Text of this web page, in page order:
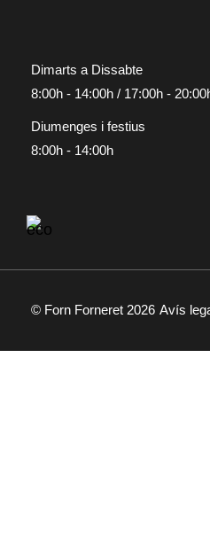
Dimarts a Dissabte
8:00h - 14:00h / 17:00h -
Diumenges i festius
8:00h - 14:00h
© Forn Forneret 2026 Avís